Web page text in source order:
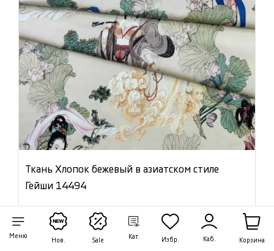
Меню
Нов. Sale
Кат. Избр. Каб. Корзина
Ткань Хлопок бежевый в азиатском стиле
Гейши 14494
1 350 ₽/м
Артикул: 14494